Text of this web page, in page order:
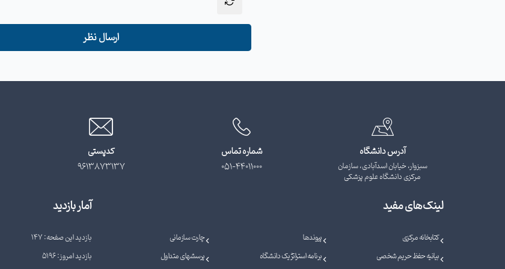
ارسال نظر
آدرس دانشگاه
سبزوار، خیابان اسدآبادی، سازمان
مرکزی دانشگاه علوم پزشکی
شماره تماس
051-44011000
کدپستی
9613873137
لینک‌های مفید
کتابخانه مرکزی پیوندها
چارت سازمانی
بیانیه حفظ حریم شخصی
برنامه استراتژیک دانشگاه پرسشهای متداول
آمار بازدید
بازدید این صفحه: 147
بازدید امروز: 5196